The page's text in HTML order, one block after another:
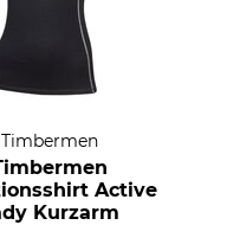
Timbermen
Active
Kurzarm